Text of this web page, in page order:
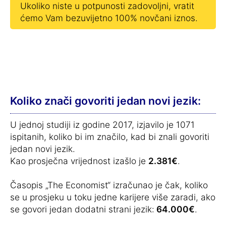
Ukoliko niste u potpunosti zadovoljni, vratit
ćemo Vam bezuvijetno 100% novčani iznos.
Koliko znači govoriti jedan novi jezik:
U jednoj studiji iz godine 2017, izjavilo je 1071
ispitanih, koliko bi im značilo, kad bi znali govoriti
jedan novi jezik.
Kao prosječna vrijednost izašlo je 2.381€.
Časopis „The Economist“ izračunao je čak, koliko
se u prosjeku u toku jedne karijere više zaradi, ako
se govori jedan dodatni strani jezik: 64.000€.